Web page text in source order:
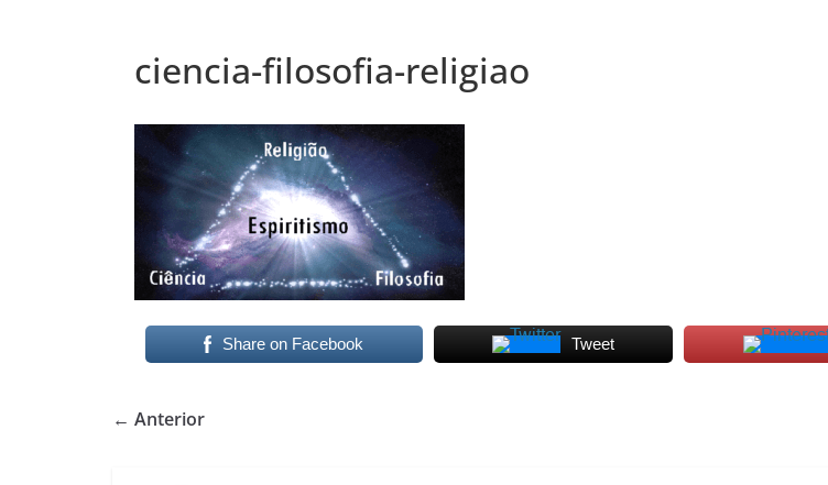
ciencia-filosofia-religiao
Share on Facebook Tweet
← Anterior